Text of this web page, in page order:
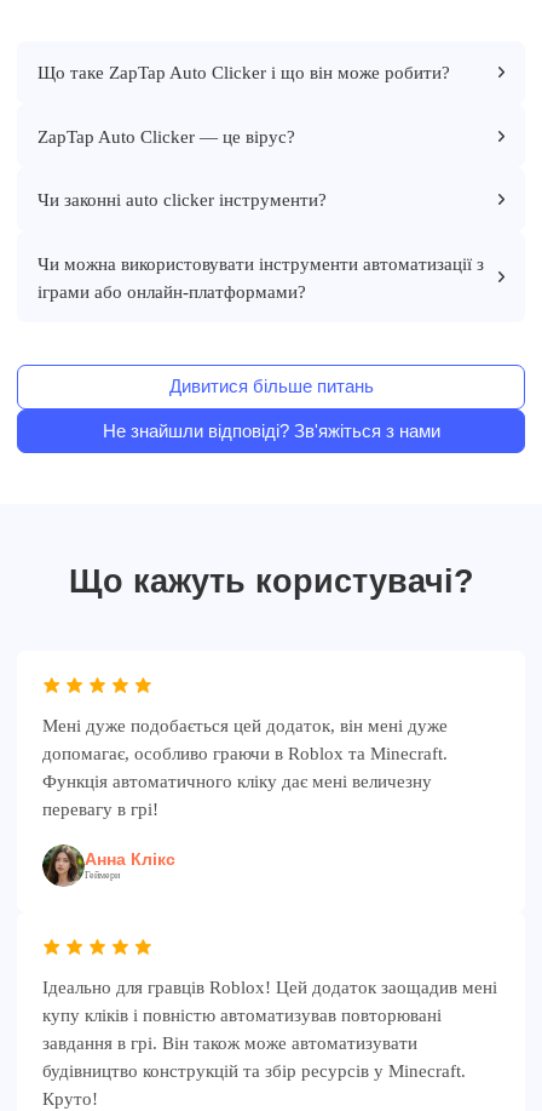
Що таке ZapTap Auto Clicker і що він може робити?
ZapTap Auto Clicker — це вірус?
Чи законні auto clicker інструменти?
Чи можна використовувати інструменти автоматизації з
іграми або онлайн-платформами?
Дивитися більше питань
Не знайшли відповіді? Зв'яжіться з нами
Що кажуть користувачі?
Мені дуже подобається цей додаток, він мені дуже
допомагає, особливо граючи в Roblox та Minecraft.
Функція автоматичного кліку дає мені величезну
перевагу в грі!
Анна Клікс
Геймери
Ідеально для гравців Roblox! Цей додаток заощадив мені
купу кліків і повністю автоматизував повторювані
завдання в грі. Він також може автоматизувати
будівництво конструкцій та збір ресурсів у Minecraft.
Круто!